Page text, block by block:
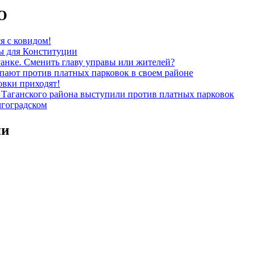
с ковидом!
для Конституции
Сменить главу управы или жителей?
против платных парковок в своем районе
приходят!
района выступили против платных парковок